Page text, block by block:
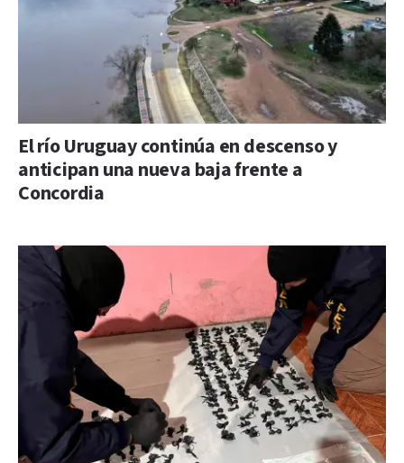
El río Uruguay continúa en descenso y
anticipan una nueva baja frente a
Concordia